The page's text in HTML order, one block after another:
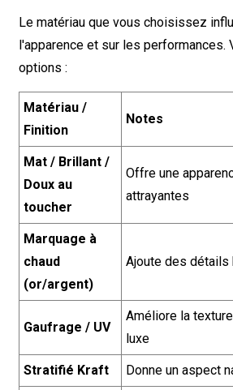
Le matériau que vous choisissez
l'apparence et sur les performances.
options :
Matériau /
Finition
Notes
Mat / Brillant /
Doux au
toucher
Offre une
attrayantes
Marquage à
chaud
(or/argent)
Ajoute des détails
Gaufrage / UV
Améliore la
luxe
Stratifié Kraft Donne un aspect